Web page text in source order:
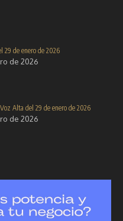
29 de enero de 2026
de 2026
Alta del 29 de enero de 2026
de 2026